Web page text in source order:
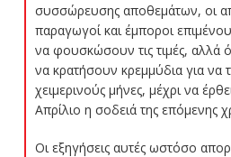
συσσώρευσης αποθεμάτων, οι
παραγωγοί και έμποροι
να φουσκώσουν τις τιμές, αλλά
να κρατήσουν κρεμμύδια για
χειμερινούς μήνες, μέχρι να
Απρίλιο η σοδειά της επόμενης
Οι εξηγήσεις αυτές ωστόσο